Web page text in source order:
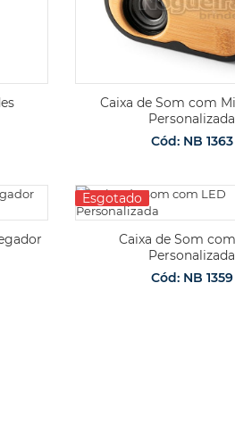
Caixa de Som com
Personalizada
Cód: NB 1363
Esgotado
Caixa de Som
Personalizada
Cód: NB 1359